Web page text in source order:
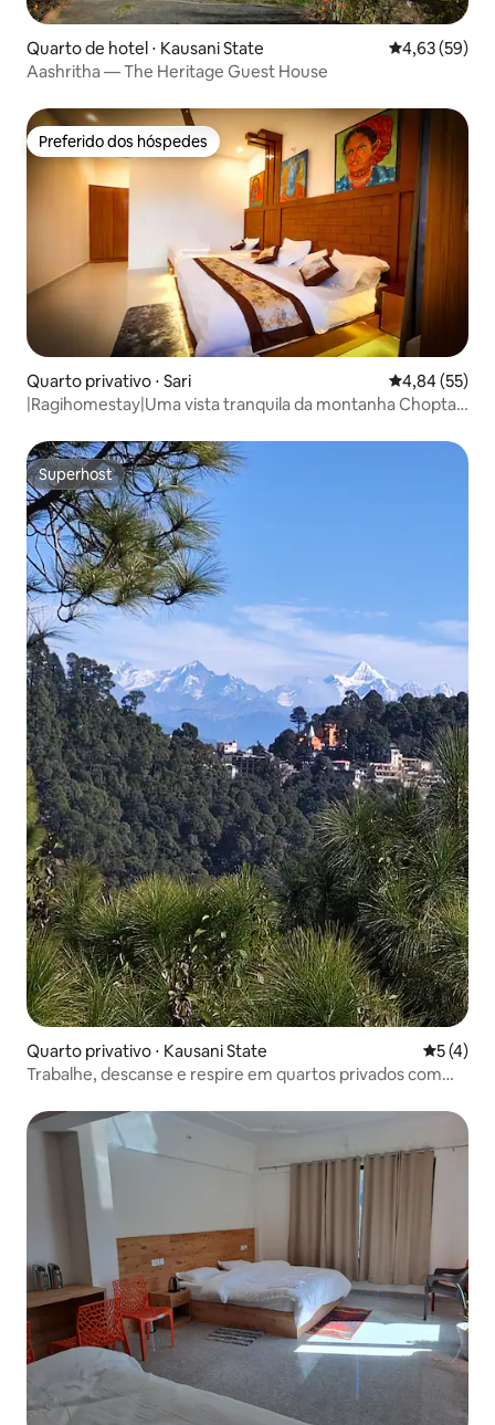
Quarto de hotel ⋅ Kausani State 4,63 de uma
4,63 (59)
Aashritha — The Heritage Guest House
Preferido dos hóspedes
Preferido dos hóspedes
Quarto privativo ⋅ Sari 4,84 de uma
4,84 (55)
|Ragihomestay|Uma vista tranquila da montanha Chopta
Superhost
Superhost
Quarto privativo ⋅ Kausani State 5 de
5 (4)
Trabalhe, descanse e respire em quartos privados com